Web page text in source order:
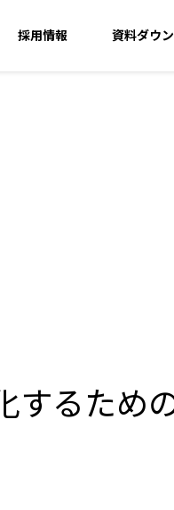
採用情報 資料ダウ
するため